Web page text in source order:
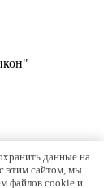
данные на
этим сайтом, мы
файлов cookie и